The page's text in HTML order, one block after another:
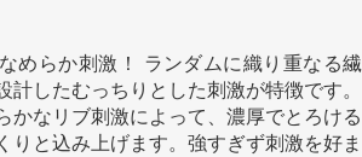
めらか刺激！ ランダムに織り重なる繊
計したむっちりとした刺激が特徴です。
かなリブ刺激によって、濃厚でとろける
りと込み上げます。強すぎず刺激を好ま